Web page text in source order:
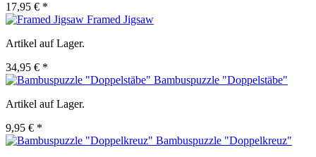
17,95 € *
Framed Jigsaw
Artikel auf Lager.
34,95 € *
Bambuspuzzle "Doppelstäbe"
Artikel auf Lager.
9,95 € *
Bambuspuzzle "Doppelkreuz"